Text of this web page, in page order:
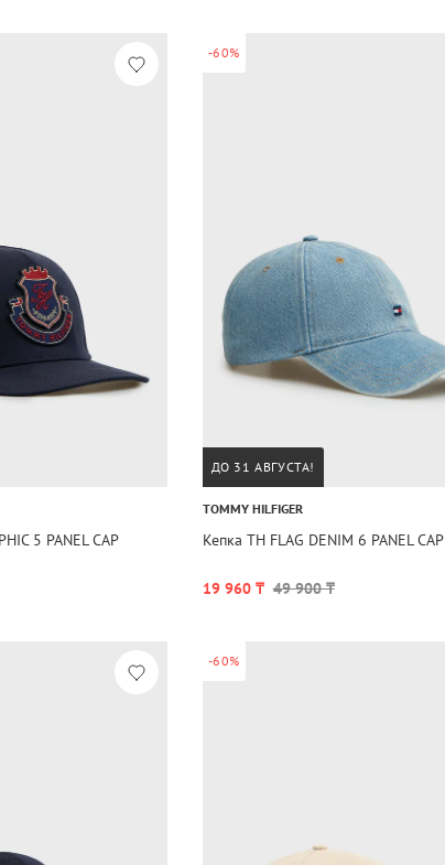
5 PANEL CAP
-60%
ДО 31 АВГУСТА!
TOMMY HILFIGER
Кепка TH FLAG DENIM 6 PANEL CAP
19 960 ₸ 49 900 ₸
-60%